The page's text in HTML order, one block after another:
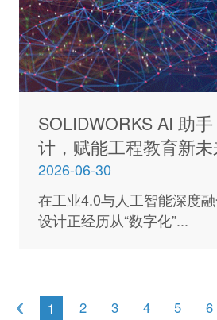
SOLIDWORKS AI 助
计，赋能工程教育新未
2026-06-30
在工业4.0与人工智能深度
设计正经历从“数字化”...
1 2 3 4 5 6